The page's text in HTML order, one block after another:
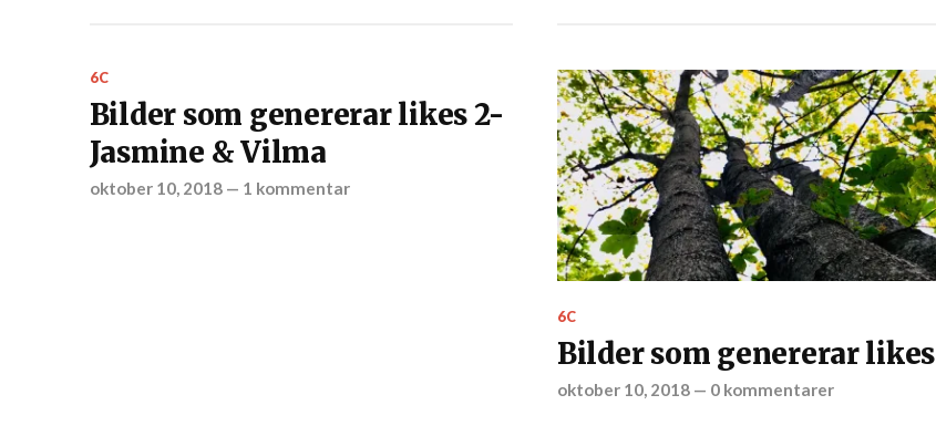
6C
Bilder som genererar likes 2-
Jasmine & Vilma
oktober 10, 2018— 1 kommentar
6C
Bilder som genererar likes
oktober 10, 2018— 0 kommentarer